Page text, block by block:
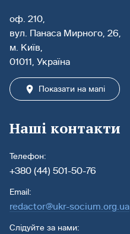
оф. 210,
вул. Панаса Мирного, 26,
м. Київ,
01011, Україна
Показати на мапі
Наші контакти
Телефон:
+380 (44) 501-50-76
Email:
redactor@ukr-socium.org.ua
Слідуйте за нами: